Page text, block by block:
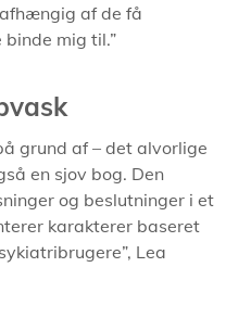
af de få
binde mig til.”
grund af – det alvorlige
en sjov bog. Den
og beslutninger i et
karakterer baseret
Lea